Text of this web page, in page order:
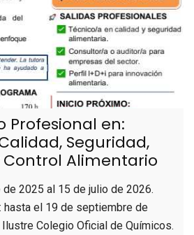
Profesional en:
Seguridad,
Control Alimentario
de 2025 al 15 de julio de 2026.
hasta el 19 de septiembre de
Colegio Oficial de Químicos.